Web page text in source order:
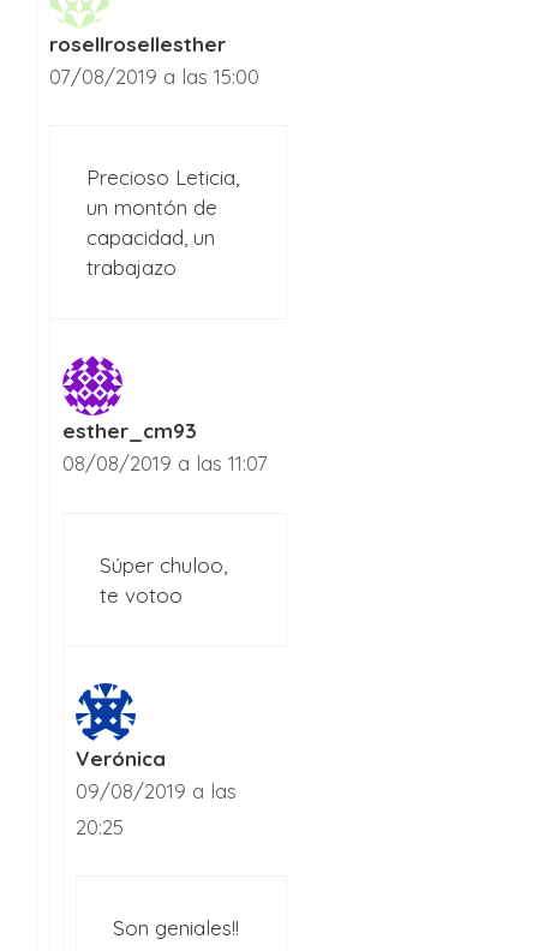
rosellrosellesther
07/08/2019 a las 15:00
Precioso Leticia,
un montón de
capacidad, un
trabajazo
esther_cm93
08/08/2019 a las 11:07
Súper chuloo,
te votoo
Verónica
09/08/2019 a las
20:25
Son geniales!!